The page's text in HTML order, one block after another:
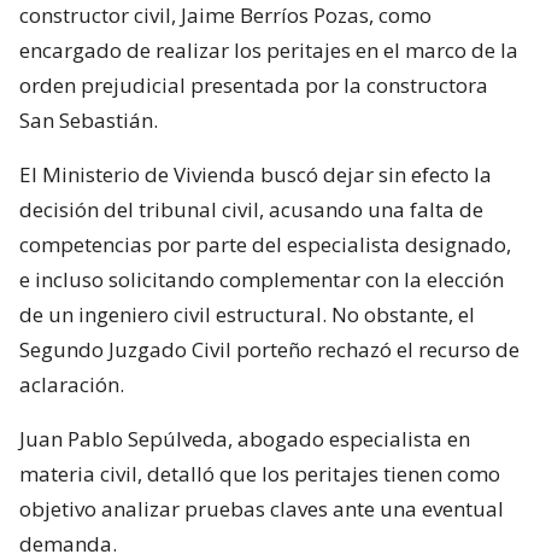
constructor civil, Jaime Berríos Pozas, como
encargado de realizar los peritajes en el marco de la
orden prejudicial presentada por la constructora
San Sebastián.
El Ministerio de Vivienda buscó dejar sin efecto la
decisión del tribunal civil, acusando una falta de
competencias por parte del especialista designado,
e incluso solicitando complementar con la elección
de un ingeniero civil estructural. No obstante, el
Segundo Juzgado Civil porteño rechazó el recurso de
aclaración.
Juan Pablo Sepúlveda, abogado especialista en
materia civil, detalló que los peritajes tienen como
objetivo analizar pruebas claves ante una eventual
demanda.